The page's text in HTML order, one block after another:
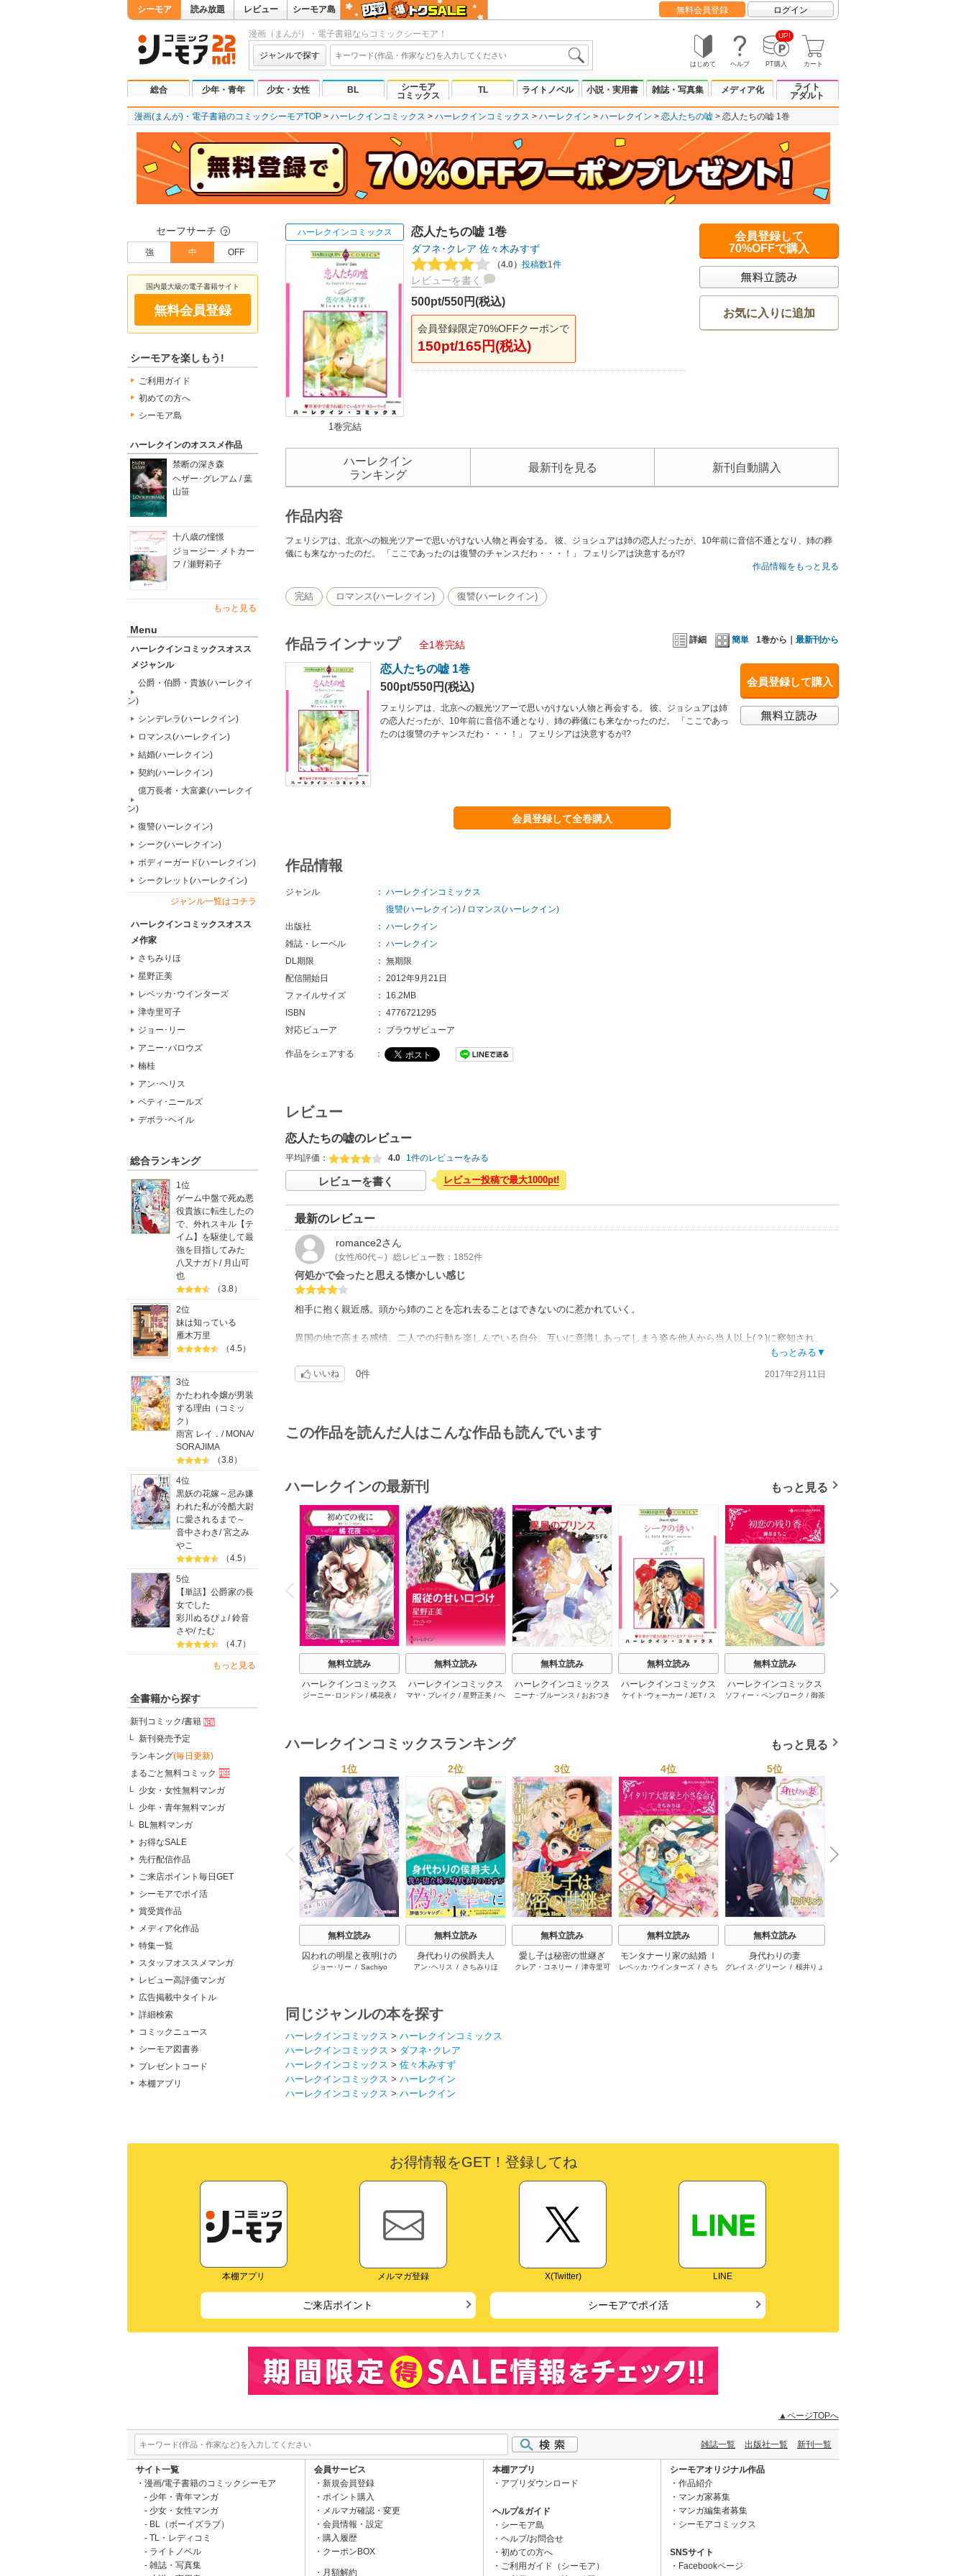
シーモア 読み放題 レビュー シーモア島 無料会員登録 ログイン
漫画（まんが）・電子書籍ならコミックシーモア！
ジャンルで探す
はじめて ヘルプ
UP!
PT購入 カート
総合 少年・青年 少女・女性 BL
シーモア
コミックス
TL ライトノベル 小説・実用書 雑誌・写真集 メディア化
ライト
アダルト
漫画(まんが)・電子書籍のコミックシーモアTOP ハーレクインコミックス ハーレクインコミックス ハーレクイン ハーレクイン 恋人たちの嘘 恋人たちの嘘 1巻
セーフサーチ ？
強 中 OFF
国内最大級の電子書籍サイト
無料会員登録
シーモアを楽しもう!
ご利用ガイド
初めての方へ
シーモア島
ハーレクインのオススメ作品
禁断の深き森
ヘザー･グレアム / 葉
山笹
十八歳の憧憬
ジョージー･メトカー
フ / 瀬野莉子
もっと見る
Menu
ハーレクインコミックスオスス
メジャンル
公爵・伯爵・貴族(ハーレクイ
ン)
シンデレラ(ハーレクイン)
ロマンス(ハーレクイン)
結婚(ハーレクイン)
契約(ハーレクイン)
億万長者・大富豪(ハーレクイ
ン)
復讐(ハーレクイン)
シーク(ハーレクイン)
ボディーガード(ハーレクイン)
シークレット(ハーレクイン)
ジャンル一覧はコチラ
ハーレクインコミックスオスス
メ作家
さちみりほ
星野正美
レベッカ･ウインターズ
津寺里可子
ジョー･リー
アニー･バロウズ
楠桂
アン･ヘリス
ベティ･ニールズ
デボラ･ヘイル
総合ランキング
1位
ゲーム中盤で死ぬ悪
役貴族に転生したの
で、外れスキル【テ
イム】を駆使して最
強を目指してみた
八又ナガト / 月山可
也
（3.8）
2位
妹は知っている
雁木万里
（4.5）
3位
かたわれ令嬢が男装
する理由（コミッ
ク）
雨宮 レイ． / MONA/
SORAJIMA
（3.8）
4位
黒妖の花嫁～忌み嫌
われた私が冷酷大尉
に愛されるまで～
音中さわき/宮之み
やこ
（4.5）
5位
【単話】公爵家の長
女でした
彩川ぬるぴょ /鈴音
さや/たむ
（4.7）
もっと見る
全書籍から探す
新刊コミック/書籍
新刊発売予定
ランキング(毎日更新)
まるごと無料コミック
少女・女性無料マンガ
少年・青年無料マンガ
BL無料マンガ
お得なSALE
先行配信作品
ご来店ポイント毎日GET
シーモアでポイ活
賞受賞作品
メディア化作品
特集一覧
スタッフオススメマンガ
レビュー高評価マンガ
広告掲載中タイトル
詳細検索
コミックニュース
シーモア図書券
プレゼントコード
本棚アプリ
ハーレクインコミックス
1巻完結
恋人たちの嘘 1巻
ダフネ･クレア 佐々木みすず
（4.0） 投稿数1件
レビューを書く
500pt/550円(税込)
会員登録限定70%OFFクーポンで
150pt/165円(税込)
会員登録して
70%OFFで購入
お気に入りに追加
ハーレクイン
ランキング
最新刊を見る 新刊自動購入
作品内容
フェリシアは、北京への観光ツアーで思いがけない人物と再会する。 彼、ジョシュアは姉の恋人だったが、10年前に音信不通となり、姉の葬
儀にも来なかったのだ。 「ここであったのは復讐のチャンスだわ・・・！」 フェリシアは決意するが!?
作品情報をもっと見る
完結 ロマンス(ハーレクイン) 復讐(ハーレクイン)
詳細 簡単 1巻から｜ 最新刊から
作品ラインナップ 全1巻完結
会員登録して購入
恋人たちの嘘 1巻
500pt/550円(税込)
フェリシアは、北京への観光ツアーで思いがけない人物と再会する。 彼、ジョシュアは姉
の恋人だったが、10年前に音信不通となり、姉の葬儀にも来なかったのだ。 「ここであっ
たのは復讐のチャンスだわ・・・！」 フェリシアは決意するが!?
会員登録して全巻購入
作品情報
ジャンル ： ハーレクインコミックス
復讐(ハーレクイン) / ロマンス(ハーレクイン)
出版社
： ハーレクイン
雑誌・レーベル
： ハーレクイン
DL期限
： 無期限
配信開始日
： 2012年9月21日
ファイルサイズ
：
16.2MB
ISBN
： 4776721295
対応ビューア
： ブラウザビューア
作品をシェアする ：
レビュー
恋人たちの嘘のレビュー
平均評価： 4.0 1件のレビューをみる
レビューを書く レビュー投稿で最大1000pt!
最新のレビュー
romance2さん
(女性/60代～) 総レビュー数：1852件
何処かで会ったと思える懐かしい感じ
相手に抱く親近感。頭から姉のことを忘れ去ることはできないのに惹かれていく。
異国の地で高まる感情。二人での行動を楽しんでいる自分。互いに意識しあってしまう姿を他人から当人以上(？)に察知され、
クライマックスで、このストーリーもHQそのものだったと強く実感した。
旅情のなかに、そこでは相手との二人の世界として一つの小さな閉じた空間であることも表されて、なかなかそういう空気を表
しにくいのに割と伝わる。欲を言えばこの手の話、旅行中の一種の高揚感であることも多いため、帰国後相当期間中旅愁と共に
絵柄を見るにつけ、確か昔この作風に連なる先生がいらしたなぁと懐かしい思いがした。
レビュータイトルは、彼のヒロインへ抱いた印象から取ったが、私自身の作中の登場人物たちへの、印象でもある。
ベッドシーンの描き方に、HQコミックスに踏み込んでほしくない描写があったので星は3.5のつもりで。
もっとみる▼
いいね 0件 2017年2月11日
この作品を読んだ人はこんな作品も読んでいます
ハーレクインの最新刊 もっと見る
P
r
e
i
o
u
s
無料立読み
ハーレクインコミックス
セット 2026年 vol.1064
ジーニー･ロンドン / 橘花夜 /
無料立読み
ハーレクインコミックス
セット 2026年 vol.1002
マヤ・ブレイク / 星野正美 / ヘ
無料立読み
ハーレクインコミックス
セット 2026年 vol.1063
ニーナ･ブルーンス / おおつき
無料立読み
ハーレクインコミックス
セット 2026年 vol.1001
ケイト･ウォーカー / JET/ ス
無料立読み
ハーレクインコミックス
セット 2026年 vol.1062
ソフィー・ペンブローク / 御茶
一ノ関りん子
N
e
x
t
ハーレクインコミックスランキング もっと見る
P
r
e
v
i
o
u
s
1位
無料立読み
囚われの明星と夜明けの
シュヴァリエ
ジョー･リー / Sachiyo
2位
無料立読み
身代わりの侯爵夫人
アン･ヘリス / さちみりほ
3位
無料立読み
愛し子は秘密の世継ぎ
クレア・コネリー / 津寺里可
4位
無料立読み
モンタナーリ家の結婚 Ⅰ
イタリア大富豪と小さな
レベッカ･ウインターズ / さち
5位
無料立読み
身代わりの妻
グレイス･グリーン / 桜井りょ
N
e
x
t
同じジャンルの本を探す
ハーレクインコミックス > ハーレクインコミックス
ハーレクインコミックス > ダフネ･クレア
ハーレクインコミックス > 佐々木みすず
ハーレクインコミックス > ハーレクイン
ハーレクインコミックス > ハーレクイン
お得情報をGET！登録してね
本棚アプリ メルマガ登録 X(Twitter) LINE
ご来店ポイント シーモアでポイ活
▲ページTOPへ
雑誌一覧 出版社一覧 新刊一覧
サイト一覧
漫画/電子書籍のコミックシーモア
少年・青年マンガ
少女・女性マンガ
BL（ボーイズラブ）
TL・レディコミ
ライトノベル
雑誌・写真集
会員サービス
新規会員登録
ポイント購入
メルマガ確認・変更
会員情報・設定
購入履歴
クーポンBOX
月額解約
本棚アプリ
アプリダウンロード
ヘルプ&ガイド
シーモア島
ヘルプ/お問合せ
初めての方へ
ご利用ガイド（シーモア）
シーモアオリジナル作品
作品紹介
マンガ家募集
マンガ編集者募集
シーモアコミックス
SNSサイト
Facebookページ